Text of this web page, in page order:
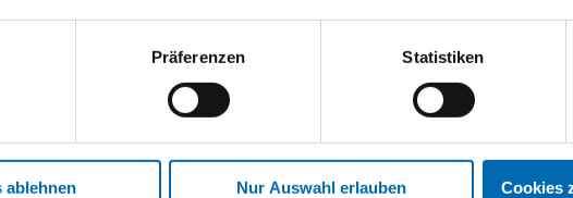
Präferenzen Statistiken
ablehnen Nur Auswahl erlauben Cookies